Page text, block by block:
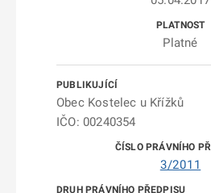
Platné
Obec Kostelec u Křížků
IČO: 00240354
3/2011